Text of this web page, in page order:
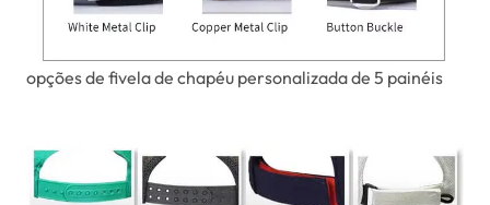
opções de fivela de chapéu personalizada de 5 painéis